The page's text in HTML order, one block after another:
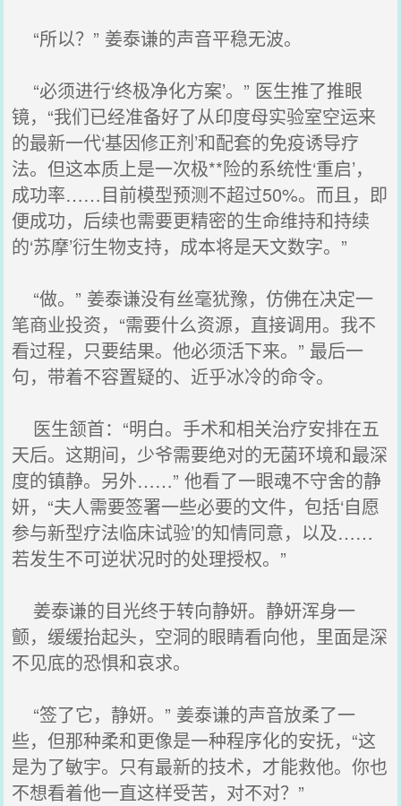
“所以？” 姜泰谦的声音平稳无波。
“必须进行‘终极净化方案’。” 医生推了推眼
镜，“我们已经准备好了从印度母实验室空运来
的最新一代‘基因修正剂’和配套的免疫诱导疗
法。但这本质上是一次极**险的系统性‘重启’，
成功率……目前模型预测不超过50%。而且，即
便成功，后续也需要更精密的生命维持和持续
的‘苏摩’衍生物支持，成本将是天文数字。”
“做。” 姜泰谦没有丝毫犹豫，仿佛在决定一
笔商业投资，“需要什么资源，直接调用。我不
看过程，只要结果。他必须活下来。” 最后一
句，带着不容置疑的、近乎冰冷的命令。
医生颔首：“明白。手术和相关治疗安排在五
天后。这期间，少爷需要绝对的无菌环境和最深
度的镇静。另外……” 他看了一眼魂不守舍的静
妍，“夫人需要签署一些必要的文件，包括‘自愿
参与新型疗法临床试验’的知情同意，以及……
若发生不可逆状况时的处理授权。”
姜泰谦的目光终于转向静妍。静妍浑身一
颤，缓缓抬起头，空洞的眼睛看向他，里面是深
不见底的恐惧和哀求。
“签了它，静妍。” 姜泰谦的声音放柔了一
些，但那种柔和更像是一种程序化的安抚，“这
是为了敏宇。只有最新的技术，才能救他。你也
不想看着他一直这样受苦，对不对？”